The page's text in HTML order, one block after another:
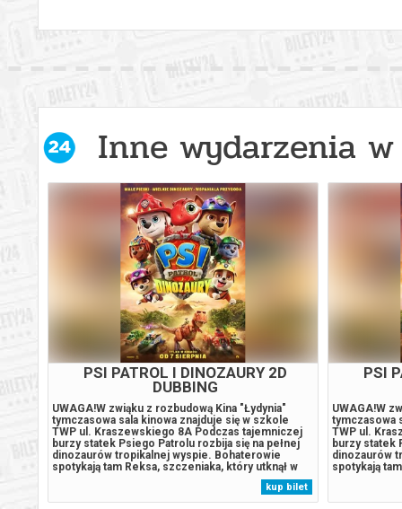
Inne wydarzenia
PSI PATROL I DINOZAURY 2D
DUBBING
UWAGA!W zwiąku z rozbudową Kina "Łydynia"
tymczasowa sala kinowa znajduje się w szkole
TWP ul. Kraszewskiego 8A Podczas tajemniczej
burzy statek Psiego Patrolu rozbija się na pełnej
dinozaurów tropikalnej wyspie. Bohaterowie
spotykają tam Reksa, szczeniaka, który utknął w
tym miejscu przed laty i stał się ekspertem w
sprawach dinozaurów. Kiedy Humdinger, główny
rywal Psiego Patrolu, zaczyna lekkomyślnie...
kup bilet
PSI
UWAGA!W
tymczasowa
TWP ul.
burzy statek
dinozaurów
spotykają
tym miejscu
sprawach
rywal Psiego